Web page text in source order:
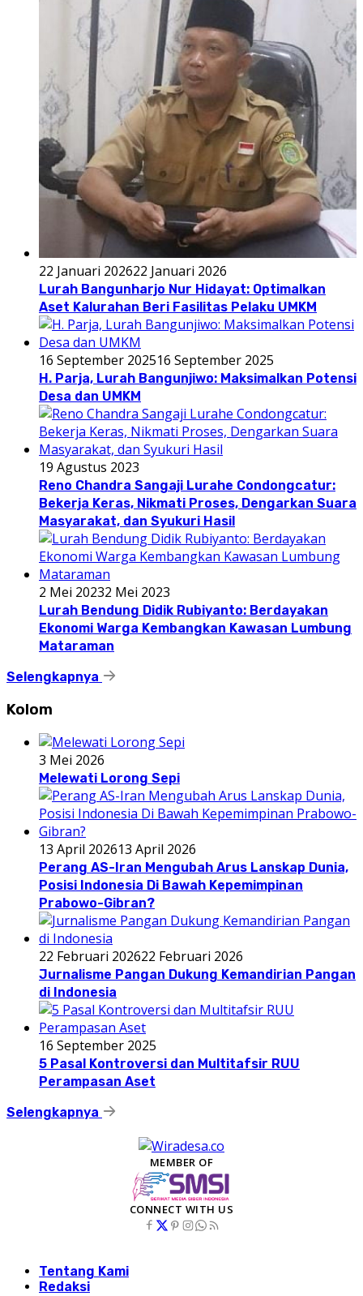
22 Januari 202622 Januari 2026
Lurah Bangunharjo Nur Hidayat: Optimalkan
Aset Kalurahan Beri Fasilitas Pelaku UMKM
16 September 202516 September 2025
H. Parja, Lurah Bangunjiwo: Maksimalkan Potensi
Desa dan UMKM
19 Agustus 2023
Reno Chandra Sangaji Lurahe Condongcatur:
Bekerja Keras, Nikmati Proses, Dengarkan Suara
Masyarakat, dan Syukuri Hasil
2 Mei 20232 Mei 2023
Lurah Bendung Didik Rubiyanto: Berdayakan
Ekonomi Warga Kembangkan Kawasan Lumbung
Mataraman
Selengkapnya
Kolom
3 Mei 2026
Melewati Lorong Sepi
13 April 202613 April 2026
Perang AS-Iran Mengubah Arus Lanskap Dunia,
Posisi Indonesia Di Bawah Kepemimpinan
Prabowo-Gibran?
22 Februari 202622 Februari 2026
Jurnalisme Pangan Dukung Kemandirian Pangan
di Indonesia
16 September 2025
5 Pasal Kontroversi dan Multitafsir RUU
Perampasan Aset
Selengkapnya
MEMBER OF
CONNECT WITH US
Tentang Kami
Redaksi